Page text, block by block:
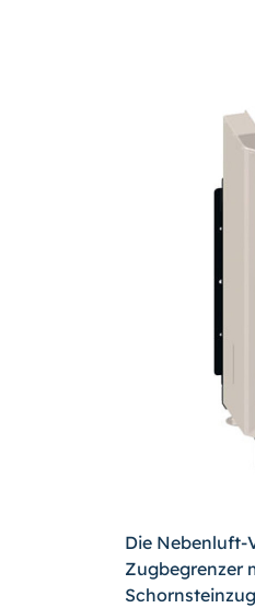
Die Nebenluft-
Zugbegrenzer